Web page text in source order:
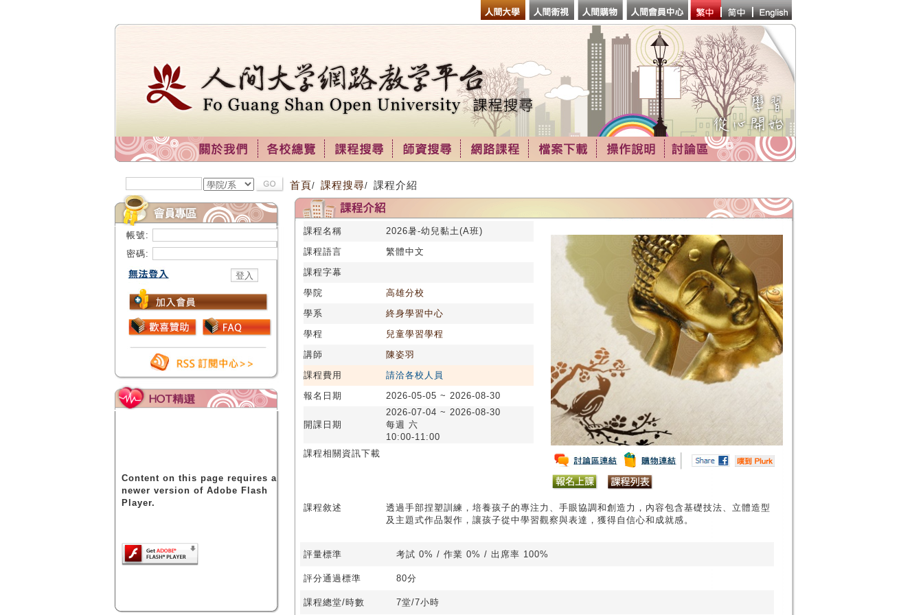
帳號:
密碼:
Content on this page requires a
newer version of Adobe Flash
Player.
首頁/ 課程搜尋/ 課程介紹
課程名稱
2026暑-幼兒黏土(A班)
課程語言
繁體中文
課程字幕
學院
高雄分校
學系
終身學習中心
學程
兒童學習學程
講師
陳姿羽
課程費用
請洽各校人員
報名日期
2026-05-05 ~ 2026-08-30
開課日期
2026-07-04 ~ 2026-08-30
每週 六
10:00-11:00
課程相關資訊下載
課程敘述
透過手部捏塑訓練，培養孩子的專注力、手眼協調和創造力，內容包含基礎技法、立體造型
及主題式作品製作，讓孩子從中學習觀察與表達，獲得自信心和成就感。
評量標準 考試 0% / 作業 0% / 出席率 100%
評分通過標準 80分
課程總堂/時數 7堂/7小時